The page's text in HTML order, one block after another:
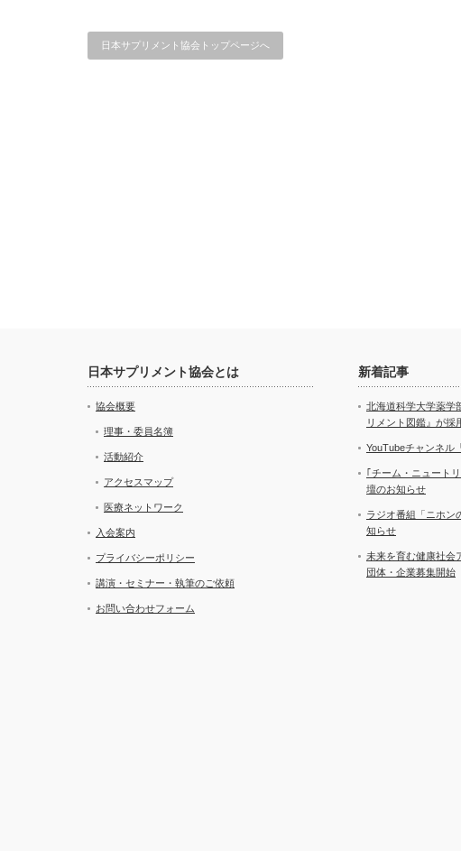
日本サプリメント協会トップページへ
日本サプリメント協会とは
協会概要
理事・委員名簿
活動紹介
アクセスマップ
医療ネットワーク
入会案内
プライバシーポリシー
講演・セミナー・執筆のご依頼
お問い合わせフォーム
新着記事
北海道科学大学薬学
リメント図鑑』が採
YouTubeチャンネル
｢チーム・ニュート
壇のお知らせ
ラジオ番組「ニホン
知らせ
未来を育む健康社会
団体・企業募集開始